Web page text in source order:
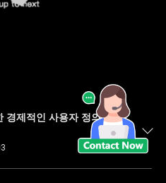
경제적인 사용자 정의 CNC